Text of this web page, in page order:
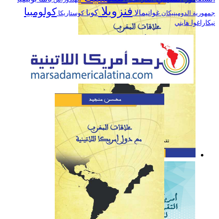
اللاتينية خلال سنة 2019
كتاب: علاقات المغرب مع
دول أمريكا اللاتينية
جمهورية الدومينيكان غواتيمالا فنزويلاكوباكوستاريكا كولومبيا
نيكاراغواهايتي